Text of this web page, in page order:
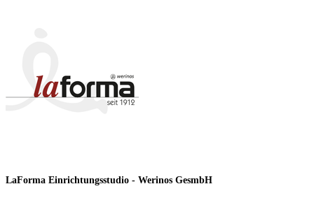
LaForma Einrichtungsstudio - Werinos GesmbH